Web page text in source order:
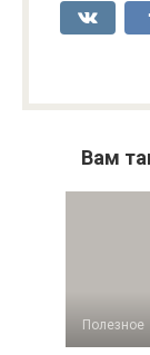
Вам
Полезное